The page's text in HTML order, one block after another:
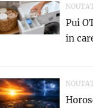
Pui
in